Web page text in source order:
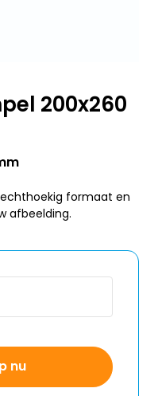
200x260
formaat en
afbeelding.
nu